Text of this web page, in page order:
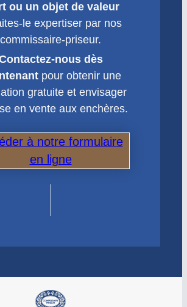
ou un objet de valeur
le expertiser par nos
commissaire-priseur.
nous dès
pour obtenir une
gratuite et envisager
en vente aux enchères.
à notre formulaire
en ligne